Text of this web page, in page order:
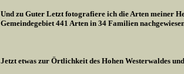
Und zu Guter Letzt fotografiere ich die Arten meiner
Gemeindegebiet 441 Arten in 34 Familien
Jetzt etwas zur Örtlichkeit des Hohen Westerwaldes